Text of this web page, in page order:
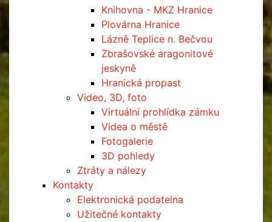
Knihovna - MKZ Hranice
Plovárna Hranice
Lázně Teplice n. Bečvou
Zbrašovské aragonitové
jeskyně
Hranická propast
Video, 3D, foto
Virtuální prohlídka zámku
Videa o městě
Fotogalerie
3D pohledy
Ztráty a nálezy
Kontakty
Elektronická podatelna
Užitečné kontakty